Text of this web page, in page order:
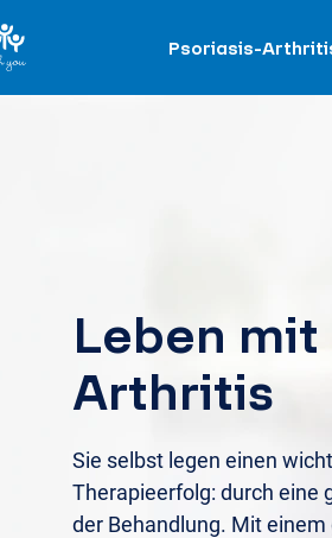
Psoriasis-
Leben
Arthritis
Sie selbst legen einen
Therapieerfolg: durch eine
der Behandlung. Mit